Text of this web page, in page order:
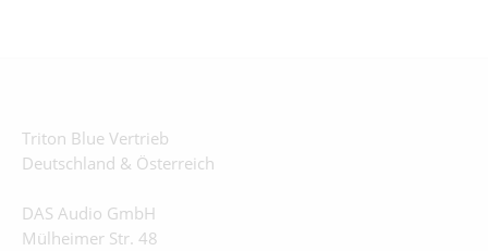
Triton Blue Vertrieb
Deutschland & Österreich
DAS Audio GmbH
Mülheimer Str. 48